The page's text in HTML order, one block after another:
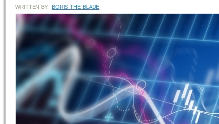
WRITTEN BY BORIS THE BLADE